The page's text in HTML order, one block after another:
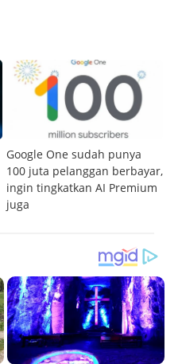
Google One sudah punya
100 juta pelanggan berbayar,
ingin tingkatkan AI Premium
juga